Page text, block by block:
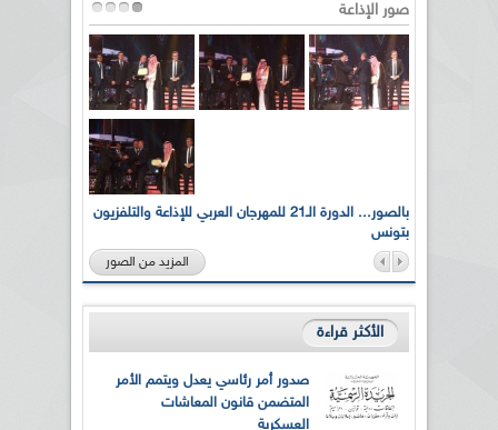
صور الإذاعة
بالصور... الدورة الـ21 للمهرجان العربي للإذاعة والتلفزيون
بتونس
المزيد من الصور
الأكثر قراءة
صدور أمر رئاسي يعدل ويتمم الأمر
المتضمن قانون المعاشات
العسكرية